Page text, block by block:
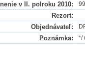
v II. polroku 2010:
Rezort:
Objednávateľ:
Poznámka: */